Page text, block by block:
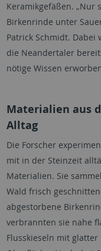
Keramikgefäßen. „Nur
Birkenrinde unter
Patrick Schmidt.
die Neandertaler
nötige Wissen
Materialien aus
Alltag
Die Forscher
mit in der Steinzeit
Materialien. Sie
Wald frisch
abgestorbene
verbrannten sie nahe
Flusskieseln mit glatter